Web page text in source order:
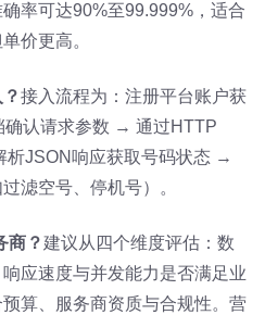
率可达90%至99.999%，适合
价更高。
接入流程为：注册平台账户获
认请求参数 → 通过HTTP
JSON响应获取号码状态 →
滤空号、停机号）。
商？建议从四个维度评估：数
应速度与并发能力是否满足业
算、服务商资质与合规性。营